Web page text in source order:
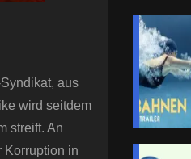
aus
wird seitdem
streift. An
Korruption in